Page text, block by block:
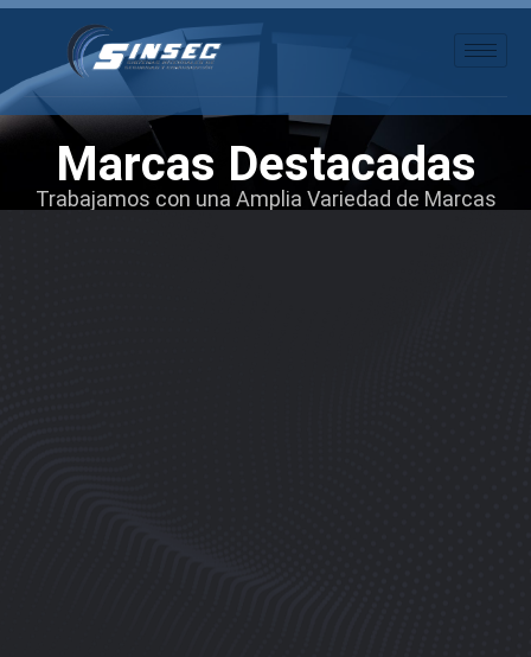
Marcas Destacadas
Trabajamos con una Amplia Variedad de Marcas